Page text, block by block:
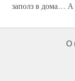
заполз в дома… А
О